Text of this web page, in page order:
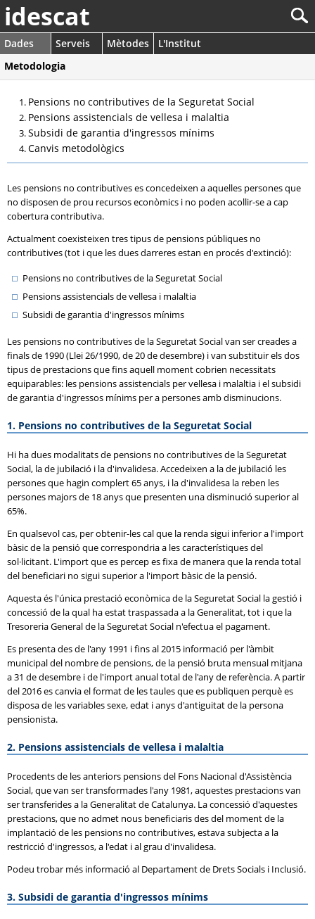
idescat
Dades Serveis Mètodes
L'Institut
Metodologia
Pensions no contributives de la Seguretat Social
Pensions assistencials de vellesa i malaltia
Subsidi de garantia d'ingressos mínims
Canvis metodològics
Les pensions no contributives es concedeixen a aquelles persones que
no disposen de prou recursos econòmics i no poden acollir-se a cap
cobertura contributiva.
Actualment coexisteixen tres tipus de pensions públiques no
contributives (tot i que les dues darreres estan en procés d'extinció):
Pensions no contributives de la Seguretat Social
Pensions assistencials de vellesa i malaltia
Subsidi de garantia d'ingressos mínims
Les pensions no contributives de la Seguretat Social van ser creades a
finals de 1990 (Llei 26/1990, de 20 de desembre) i van substituir els dos
tipus de prestacions que fins aquell moment cobrien necessitats
equiparables: les pensions assistencials per vellesa i malaltia i el subsidi
de garantia d'ingressos mínims per a persones amb disminucions.
1. Pensions no contributives de la Seguretat Social
Hi ha dues modalitats de pensions no contributives de la Seguretat
Social, la de jubilació i la d'invalidesa. Accedeixen a la de jubilació les
persones que hagin complert 65 anys, i la d'invalidesa la reben les
persones majors de 18 anys que presenten una disminució superior al
65%.
En qualsevol cas, per obtenir-les cal que la renda sigui inferior a l'import
bàsic de la pensió que correspondria a les característiques del
sol·licitant. L'import que es percep es fixa de manera que la renda total
del beneficiari no sigui superior a l'import bàsic de la pensió.
Aquesta és l'única prestació econòmica de la Seguretat Social la gestió i
concessió de la qual ha estat traspassada a la Generalitat, tot i que la
Tresoreria General de la Seguretat Social n'efectua el pagament.
Es presenta des de l'any 1991 i fins al 2015 informació per l'àmbit
municipal del nombre de pensions, de la pensió bruta mensual mitjana
a 31 de desembre i de l'import anual total de l'any de referència. A partir
del 2016 es canvia el format de les taules que es publiquen perquè es
disposa de les variables sexe, edat i anys d'antiguitat de la persona
pensionista.
2. Pensions assistencials de vellesa i malaltia
Procedents de les anteriors pensions del Fons Nacional d'Assistència
Social, que van ser transformades l'any 1981, aquestes prestacions van
ser transferides a la Generalitat de Catalunya. La concessió d'aquestes
prestacions, que no admet nous beneficiaris des del moment de la
implantació de les pensions no contributives, estava subjecta a la
restricció d'ingressos, a l'edat i al grau d'invalidesa.
Podeu trobar més informació al Departament de Drets Socials i Inclusió.
3. Subsidi de garantia d'ingressos mínims